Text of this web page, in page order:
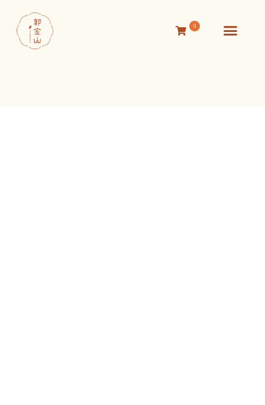
0